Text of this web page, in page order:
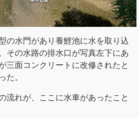
の水門があり養鯉池に水を取り込
その水路の排水口が写真左下にあ
三面コンクリートに改修されたと
た。
流れが、ここに水車があったこと